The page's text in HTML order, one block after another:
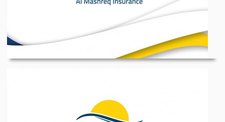
وظيفة شاغرة موظف /ة...